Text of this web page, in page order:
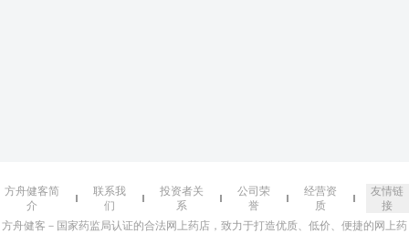
方舟健客简
介
联系我
们
投资者关
系
公司荣
誉
经营资
质
友情链
接
方舟健客－国家药监局认证的合法网上药店，致力于打造优质、低价、便捷的网上药